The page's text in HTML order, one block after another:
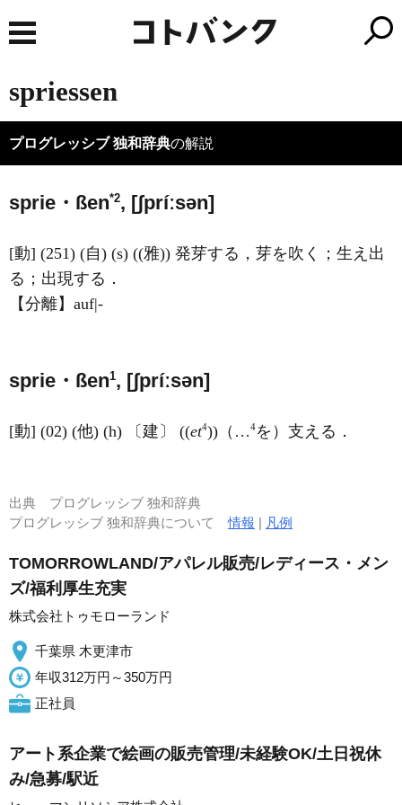
spriessen
プログレッシブ 独和辞典の解説
sprie・ßen*2, [ʃpríːsən]
[動] (251) (自) (s) ((雅)) 発芽する，芽を吹く；生え出
る；出現する．
【分離】auf|-
sprie・ßen1, [ʃpríːsən]
[動] (02) (他) (h) 〔建〕 ((et4))（…4を）支える．
出典 プログレッシブ 独和辞典
プログレッシブ 独和辞典について情報 | 凡例
TOMORROWLAND/アパレル販売/レディース・メン
ズ/福利厚生充実
株式会社トゥモローランド
千葉県 木更津市
年収312万円～350万円
正社員
アート系企業で絵画の販売管理/未経験OK/土日祝休
み/急募/駅近